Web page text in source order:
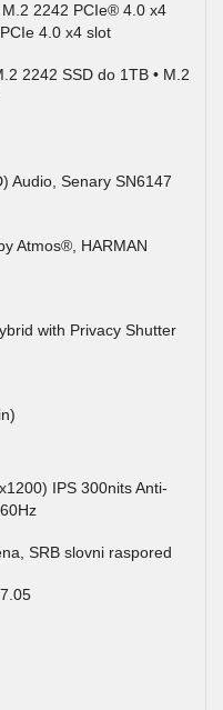
2242 PCIe® 4.0 x4
4.0 x4 slot
2242 SSD do 1TB • M.2
Audio, Senary SN6147
Atmos®, HARMAN
with Privacy Shutter
IPS 300nits Anti-
SRB slovni raspored